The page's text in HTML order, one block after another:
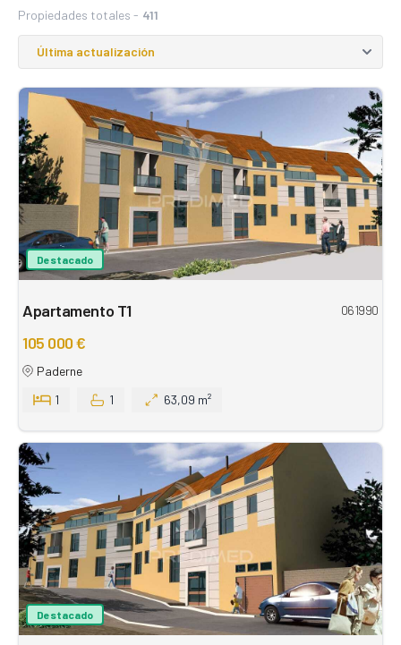
Propiedades totales - 411
Destacado
Apartamento T1 061990
105 000 €
Paderne
1
1 63,09 m²
Destacado